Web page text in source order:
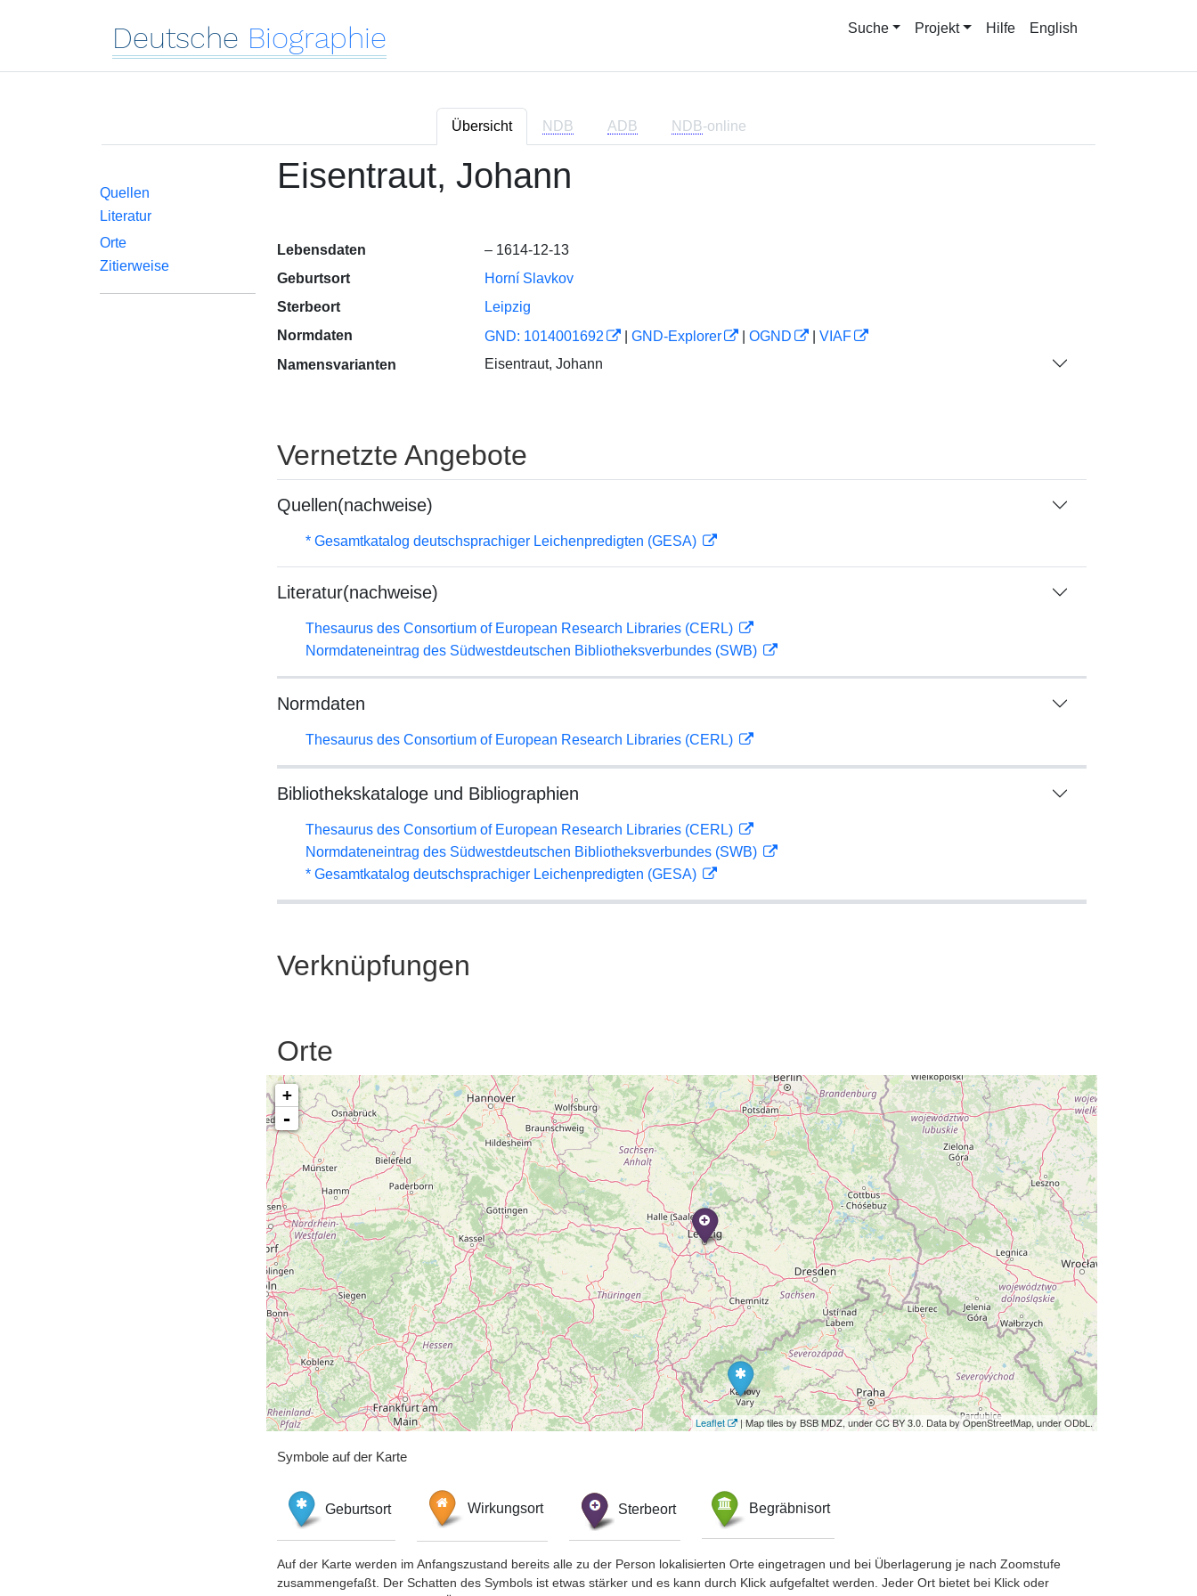
Deutsche Biographie Suche Projekt Hilfe English
Übersicht NDB ADB NDB-online
Quellen
Literatur
Orte
Zitierweise
Eisentraut, Johann
Lebensdaten
– 1614-12-13
Geburtsort
Horní Slavkov
Sterbeort
Leipzig
Normdaten
GND: 1014001692 GND-Explorer OGND
VIAF
Namensvarianten
Eisentraut, Johann
Vernetzte Angebote
Quellen(nachweise)
* Gesamtkatalog deutschsprachiger Leichenpredigten (GESA)
Literatur(nachweise)
Thesaurus des Consortium of European Research Libraries (CERL)
Normdateneintrag des Südwestdeutschen Bibliotheksverbundes (SWB)
Normdaten
Thesaurus des Consortium of European Research Libraries (CERL)
Bibliothekskataloge und Bibliographien
Thesaurus des Consortium of European Research Libraries (CERL)
Normdateneintrag des Südwestdeutschen Bibliotheksverbundes (SWB)
* Gesamtkatalog deutschsprachiger Leichenpredigten (GESA)
Verknüpfungen
Orte
+
-
Leaflet | Map tiles by BSB MDZ, under CC BY 3.0. Data by OpenStreetMap, under ODbL.
Symbole auf der Karte
Geburtsort Wirkungsort Sterbeort Begräbnisort
Auf der Karte werden im Anfangszustand bereits alle zu der Person lokalisierten Orte eingetragen und bei Überlagerung je nach Zoomstufe
zusammengefaßt. Der Schatten des Symbols ist etwas stärker und es kann durch Klick aufgefaltet werden. Jeder Ort bietet bei Klick oder